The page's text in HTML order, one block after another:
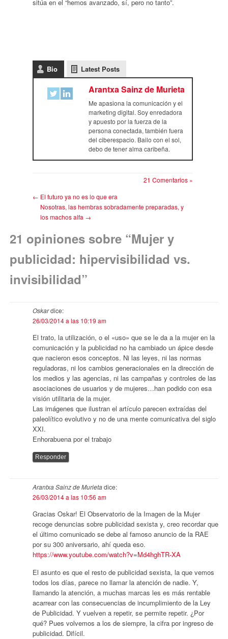
sitúa en el “hemos avanzado, sí, pero no tanto”.
Bio Latest Posts
Arantxa Sainz de Murieta
Me apasiona la comunicación y el
marketing digital. Soy enredadora
y apuesto por la fuerza de la
persona conectada, también fuera
del ciberespacio. Bailo con el sol,
debo de tener alma caribeña.
21 Comentarios »
← El futuro ya no es lo que era
Nosotras, las hembras sobradamente preparadas, y
los machos alfa →
21 opiniones sobre “Mujer y
publicidad: hipervisibilidad vs.
invisibilidad”
Oskardice:
26/03/2014 a las 10:19 am
El trato, la utilización, o el «uso» que se le da a la mujer en la
comunicación y la publicidad no ha cambiado un ápice desde
que nacieron esos conceptos. Ni las leyes, ni las normas
reguladoras, ni los cambios generacionales en la dirección de
los medios y las agencias, ni las campañas y controles de las
asociaciones de usuarios y de mujeres…han podido con esa
visión utilitaria de la mujer.
Las imágenes que ilustran el artículo parecen extraídas del
paleolítico evolutivo y no de una mente comunicativa del siglo
XXI.
Enhorabuena por el trabajo
Responder
Arantxa Sainz de Murietadice:
26/03/2014 a las 10:56 am
Gracias Oskar! El Observatorio de la Imagen de la Mujer
recoge denuncias sobre publicidad sexista y, creo recordar que
el último comunicado se debe al famoso anuncio de la RAE
por su 300 aniversario, ahí queda eso.
https://www.youtube.com/watch?v=Md4hghTR-XA
El asunto es que el resto de publicidad sexista, la que vemos
todos los días, parece no llamar la atención de nadie. Y,
llamando la atención, a muchas marcas les es más rentable
acarrear con las consecuencias de incumplimiento de la Ley
de Publicidad. Y vuelven a repetir, se permite repetir. ¿Por
qué? Pues volvemos a los de siempre, la cifra por ingreso de
publicidad. Difícil.